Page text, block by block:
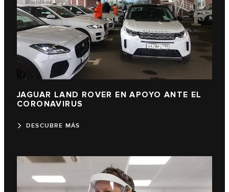
JAGUAR LAND ROVER EN APOYO ANTE EL
CORONAVIRUS
DESCUBRE MÁS